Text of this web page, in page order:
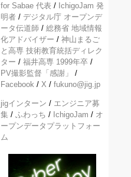
for Sabae 代表 / IchigoJam 発
明者 / デジタル庁 オープンデ
ータ伝道師 / 総務省 地域情報
化アドバイザー / 神山まるご
と高専 技術教育統括ディレク
ター / 福井高専 1999年卒 /
PV撮影監督「感謝」
/
Facebook / X / fukuno@jig.jp
jigインターン / エンジニア募
集 / ふわっち / IchigoJam / オ
ープンデータプラットフォー
ム